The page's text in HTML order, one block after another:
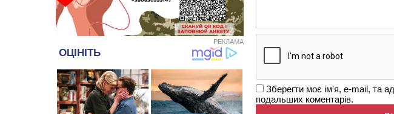
Зберегти моє ім'я, e-mail, та
подальших коментарів.
10:10
На Черкащині п’яний мотоцикліст
зіткнувся з мопедом: двоє людей у
лікарні
09:42 Ветерани МСК “Дніпро” вибороли
бронзу чемпіонату України
08:57 На Уманщині підрядника
зобов’язали сплатити понад 670
тис грн штрафу за незаконні зміни
до договору
РЕКЛАМА